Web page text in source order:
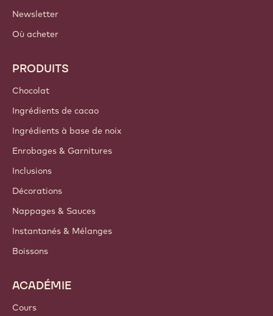
Newsletter
Où acheter
PRODUITS
Chocolat
Ingrédients de cacao
Ingrédients à base de noix
Enrobages & Garnitures
Inclusions
Décorations
Nappages & Sauces
Instantanés & Mélanges
Boissons
ACADÉMIE
Cours